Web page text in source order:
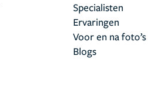
Specialisten
Ervaringen
Voor en na foto’s
Blogs